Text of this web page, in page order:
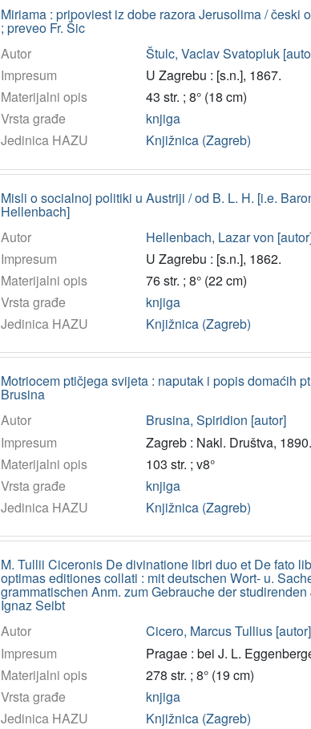
Miriama : pripoviest iz dobe razora Jerusolima / česki
; preveo Fr. Šic
Autor
Štulc, Vaclav Svatopluk
Impresum
U Zagrebu : [s.n.], 1867.
Materijalni opis
43 str. ; 8° (18 cm)
Vrsta građe
knjiga
Jedinica HAZU
Knjižnica (Zagreb)
Misli o socialnoj politiki u Austriji / od B. L. H. [i.e.
Hellenbach]
Autor
Hellenbach, Lazar von
Impresum
U Zagrebu : [s.n.], 1862.
Materijalni opis
76 str. ; 8° (22 cm)
Vrsta građe
knjiga
Jedinica HAZU
Knjižnica (Zagreb)
Motriocem ptičjega svijeta : naputak i popis domaćih
Brusina
Autor
Brusina, Spiridion [autor]
Impresum
Zagreb : Nakl. Društva, 1890.
Materijalni opis
103 str. ; v8°
Vrsta građe
knjiga
Jedinica HAZU
Knjižnica (Zagreb)
M. Tullii Ciceronis De divinatione libri duo et De fato
optimas editiones collati : mit deutschen Wort- u.
grammatischen Anm. zum Gebrauche der studirenden
Ignaz Seibt
Autor
Cicero, Marcus Tullius [autor]
Impresum
Pragae : bei J. L.
Materijalni opis
278 str. ; 8° (19 cm)
Vrsta građe
knjiga
Jedinica HAZU
Knjižnica (Zagreb)